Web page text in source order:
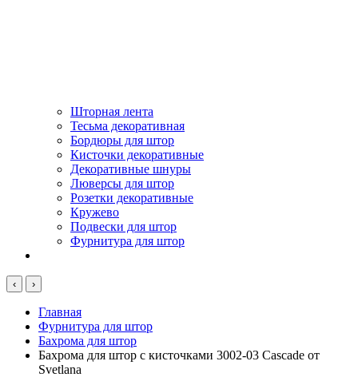
Шторная лента
Тесьма декоративная
Бордюры для штор
Кисточки декоративные
Декоративные шнуры
Люверсы для штор
Розетки декоративные
Кружево
Подвески для штор
Фурнитура для штор
‹ ›
Главная
Фурнитура для штор
Бахрома для штор
Бахрома для штор с кисточками 3002-03 Cascade от
Svetlana